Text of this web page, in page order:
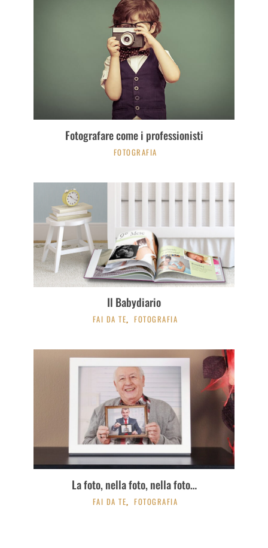
Fotografare come i professionisti
FOTOGRAFIA
Il Babydiario
FAI DA TE,FOTOGRAFIA
La foto, nella foto, nella foto…
FAI DA TE,FOTOGRAFIA